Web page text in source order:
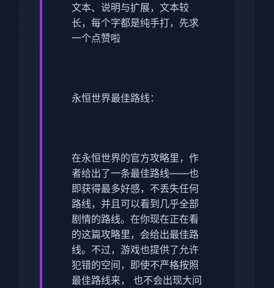
文本、说明与扩展，文本较
长，每个字都是纯手打，先求
一个点赞啦
永恒世界最佳路线：
在永恒世界的官方攻略里，作
者给出了一条最佳路线——也
即获得最多好感，不丢失任何
路线，并且可以看到几乎全部
剧情的路线。在你现在正在看
的这篇攻略里，会给出最佳路
线。不过，游戏也提供了允许
犯错的空间，即使不严格按照
最佳路线来， 也不会出现大问